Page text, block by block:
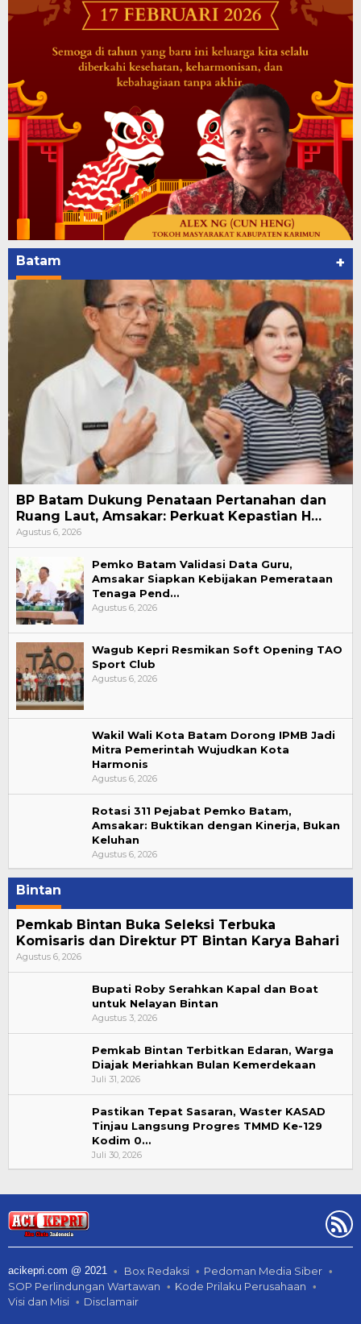
Batam +
BP Batam Dukung Penataan Pertanahan dan
Ruang Laut, Amsakar: Perkuat Kepastian H…
Agustus 6, 2026
Pemko Batam Validasi Data Guru,
Amsakar Siapkan Kebijakan Pemerataan
Tenaga Pend…
Agustus 6, 2026
Wagub Kepri Resmikan Soft Opening TAO
Sport Club
Agustus 6, 2026
Wakil Wali Kota Batam Dorong IPMB Jadi
Mitra Pemerintah Wujudkan Kota
Harmonis
Agustus 6, 2026
Rotasi 311 Pejabat Pemko Batam,
Amsakar: Buktikan dengan Kinerja, Bukan
Keluhan
Agustus 6, 2026
Bintan
Pemkab Bintan Buka Seleksi Terbuka
Komisaris dan Direktur PT Bintan Karya Bahari
Agustus 6, 2026
Bupati Roby Serahkan Kapal dan Boat
untuk Nelayan Bintan
Agustus 3, 2026
Pemkab Bintan Terbitkan Edaran, Warga
Diajak Meriahkan Bulan Kemerdekaan
Juli 31, 2026
Pastikan Tepat Sasaran, Waster KASAD
Tinjau Langsung Progres TMMD Ke-129
Kodim 0…
Juli 30, 2026
acikepri.com @ 2021 Box Redaksi
Pedoman Media Siber
SOP Perlindungan Wartawan
Kode Prilaku Perusahaan
Visi dan Misi
Disclamair